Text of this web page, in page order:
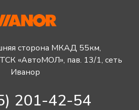
сторона МКАД 55км,
«АвтоМОЛ», пав. 13/1, сеть
Иванор
201-42-54